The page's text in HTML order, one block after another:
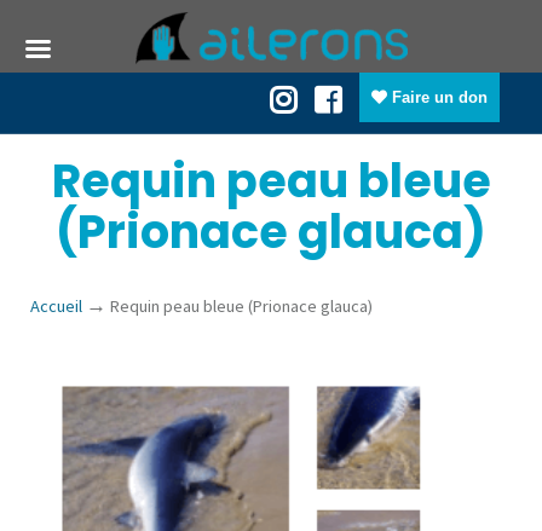
Faire un don
Requin peau bleue
(Prionace glauca)
Accueil → Requin peau bleue (Prionace glauca)